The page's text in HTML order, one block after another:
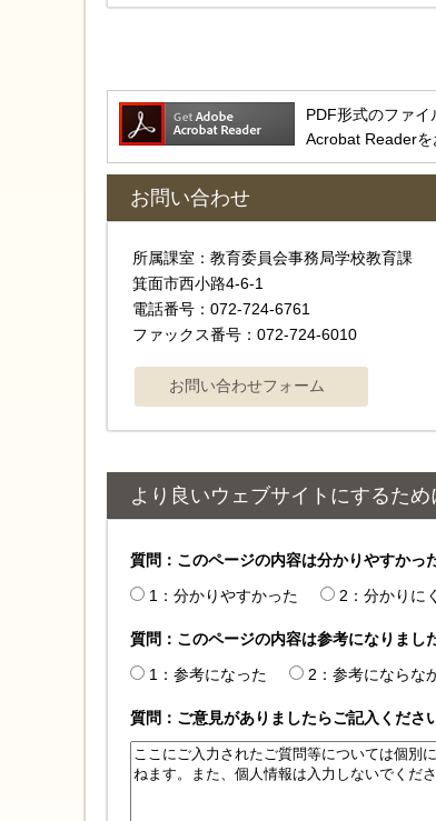
PDF形式のファ
Acrobat Readerを
お問い合わせ
所属課室：教育委員会事務局学校教育課
箕面市西小路4‐6‐1
電話番号：072-724-6761
ファックス番号：072-724-6010
より良いウェブサイトにするた
質問：このページの内容は分かりやすかっ
1：分かりやすかった
2：分かりに
質問：このページの内容は参考になりまし
1：参考になった
2：参考にならな
質問：ご意見がありましたらご記入くださ